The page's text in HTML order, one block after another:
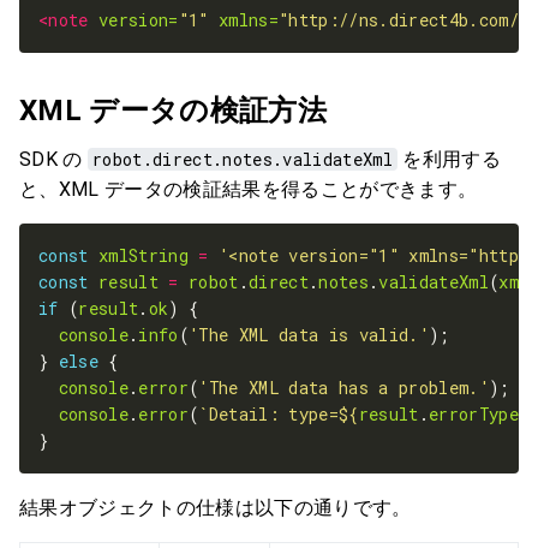
<note version= "1" xmlns="http://ns.direct4b.com/
XML データの検証方法
SDK の robot.direct.notes.validateXml を利用する
と、XML データの検証結果を得ることができます。
const xmlString =
'<note version="1"
const result = robot .direct.notes .validateXml(
if (result. ok
console. info ( 'The XML data is valid.'
} else
console. error( 'The XML data has a problem.'
console. error( `Detail: type=${result . errorType}
結果オブジェクトの仕様は以下の通りです。